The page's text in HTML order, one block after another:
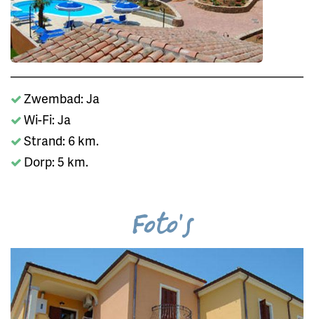
Zwembad: Ja
Wi-Fi: Ja
Strand: 6 km.
Dorp: 5 km.
Foto's